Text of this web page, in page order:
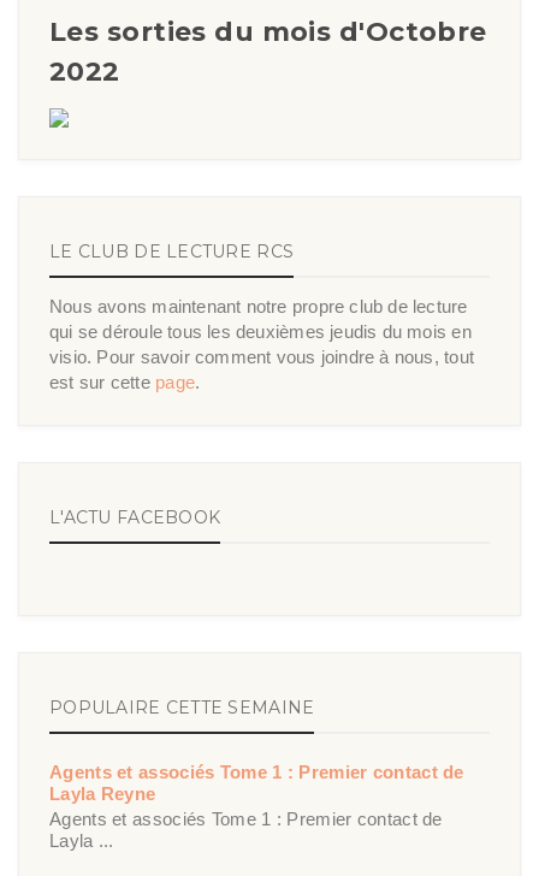
Les sorties du mois d'Octobre
2022
LE CLUB DE LECTURE RCS
Nous avons maintenant notre propre club de lecture
qui se déroule tous les deuxièmes jeudis du mois en
visio. Pour savoir comment vous joindre à nous, tout
est sur cette page.
L'ACTU FACEBOOK
POPULAIRE CETTE SEMAINE
Agents et associés Tome 1 : Premier contact de
Layla Reyne
Agents et associés Tome 1 : Premier contact de
Layla ...